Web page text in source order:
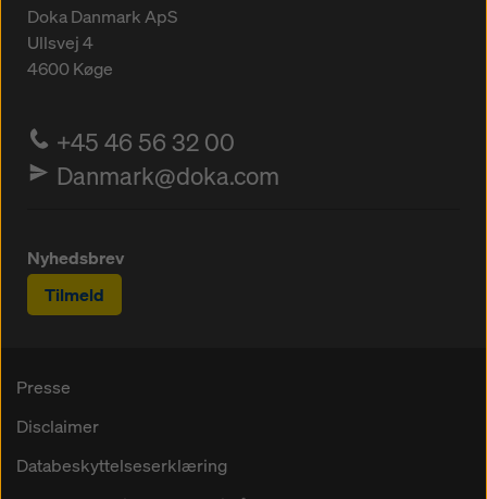
Doka Danmark ApS
Ullsvej 4
4600Køge
+45 46 56 32 00
Danmark@doka.com
Nyhedsbrev
Tilmeld
Presse
Disclaimer
Databeskyttelseserklæring